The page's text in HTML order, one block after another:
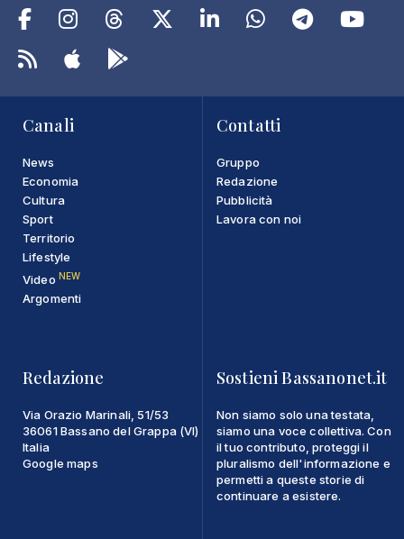
Canali
News
Economia
Cultura
Sport
Territorio
Lifestyle
Video NEW
Argomenti
Contatti
Gruppo
Redazione
Pubblicità
Lavora con noi
Redazione
Via Orazio Marinali, 51/53
36061 Bassano del Grappa (VI)
Italia
Google maps
Sostieni Bassanonet.it
Non siamo solo una testata,
siamo una voce collettiva. Con
il tuo contributo, proteggi il
pluralismo dell'informazione e
permetti a queste storie di
continuare a esistere.